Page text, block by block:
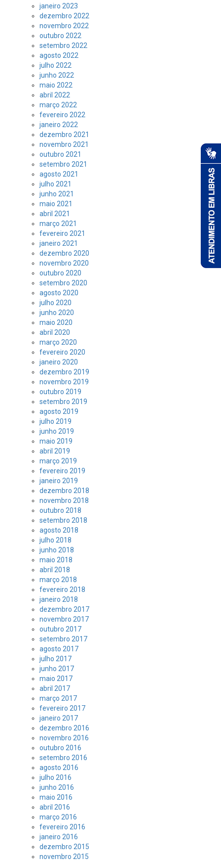
janeiro 2023
dezembro 2022
novembro 2022
outubro 2022
setembro 2022
agosto 2022
julho 2022
junho 2022
maio 2022
abril 2022
março 2022
fevereiro 2022
janeiro 2022
dezembro 2021
novembro 2021
outubro 2021
setembro 2021
agosto 2021
julho 2021
junho 2021
maio 2021
abril 2021
março 2021
fevereiro 2021
janeiro 2021
dezembro 2020
novembro 2020
outubro 2020
setembro 2020
agosto 2020
julho 2020
junho 2020
maio 2020
abril 2020
março 2020
fevereiro 2020
janeiro 2020
dezembro 2019
novembro 2019
outubro 2019
setembro 2019
agosto 2019
julho 2019
junho 2019
maio 2019
abril 2019
março 2019
fevereiro 2019
janeiro 2019
dezembro 2018
novembro 2018
outubro 2018
setembro 2018
agosto 2018
julho 2018
junho 2018
maio 2018
abril 2018
março 2018
fevereiro 2018
janeiro 2018
dezembro 2017
novembro 2017
outubro 2017
setembro 2017
agosto 2017
julho 2017
junho 2017
maio 2017
abril 2017
março 2017
fevereiro 2017
janeiro 2017
dezembro 2016
novembro 2016
outubro 2016
setembro 2016
agosto 2016
julho 2016
junho 2016
maio 2016
abril 2016
março 2016
fevereiro 2016
janeiro 2016
dezembro 2015
novembro 2015